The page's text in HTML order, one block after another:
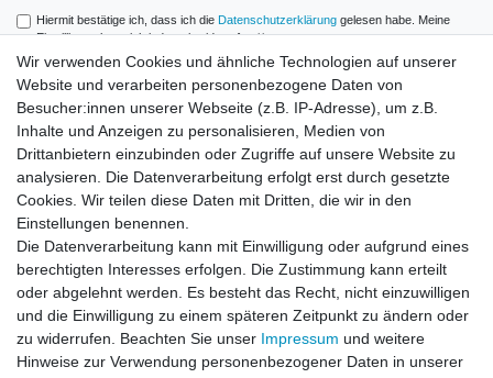
Hiermit bestätige ich, dass ich die Daten­schutz­erklärunggelesen habe. Meine
Einwilligung kann ich jederzeit widerrufen.**
Abonnieren
** Hierbei handelt es sich um ein Pflichtfeld.
Zahlung und Versand
Wir verwenden Cookies und ähnliche Technologien auf unserer
Website und verarbeiten personenbezogene Daten von
Besucher:innen unserer Webseite (z.B. IP-Adresse), um z.B.
Inhalte und Anzeigen zu personalisieren, Medien von
Drittanbietern einzubinden oder Zugriffe auf unsere Website zu
analysieren. Die Datenverarbeitung erfolgt erst durch gesetzte
Cookies. Wir teilen diese Daten mit Dritten, die wir in den
Einstellungen benennen.
Die Datenverarbeitung kann mit Einwilligung oder aufgrund eines
berechtigten Interesses erfolgen. Die Zustimmung kann erteilt
oder abgelehnt werden. Es besteht das Recht, nicht einzuwilligen
und die Einwilligung zu einem späteren Zeitpunkt zu ändern oder
zu widerrufen. Beachten Sie unser Impressum und weitere
Hinweise zur Verwendung personenbezogener Daten in unserer